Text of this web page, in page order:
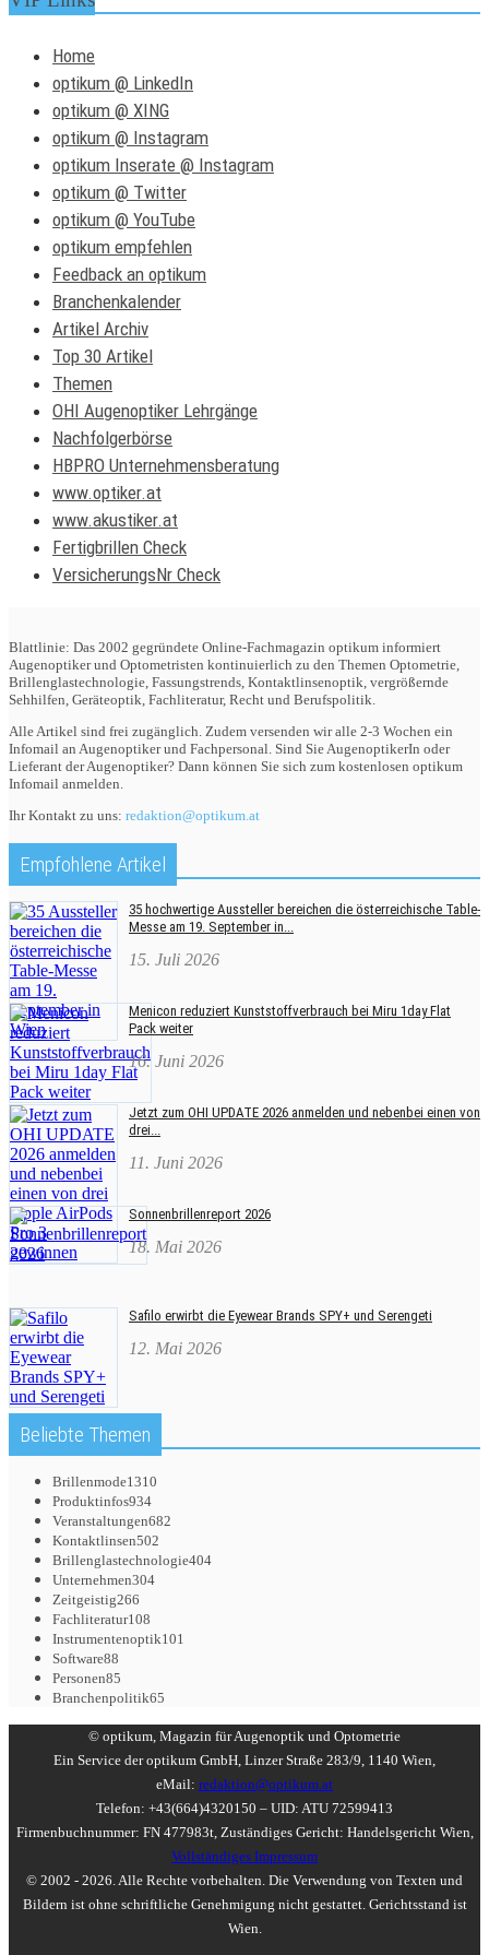
Home
optikum @ LinkedIn
optikum @ XING
optikum @ Instagram
optikum Inserate @ Instagram
optikum @ Twitter
optikum @ YouTube
optikum empfehlen
Feedback an optikum
Branchenkalender
Artikel Archiv
Top 30 Artikel
Themen
OHI Augenoptiker Lehrgänge
Nachfolgerbörse
HBPRO Unternehmensberatung
www.optiker.at
www.akustiker.at
Fertigbrillen Check
VersicherungsNr Check
Blattlinie: Das 2002 gegründete Online-Fachmagazin optikum informiert
Augenoptiker und Optometristen kontinuierlich zu den Themen Optometrie,
Brillenglastechnologie, Fassungstrends, Kontaktlinsenoptik, vergrößernde
Sehhilfen, Geräteoptik, Fachliteratur, Recht und Berufspolitik.
Alle Artikel sind frei zugänglich. Zudem versenden wir alle 2-3 Wochen ein
Infomail an Augenoptiker und Fachpersonal. Sind Sie AugenoptikerIn oder
Lieferant der Augenoptiker? Dann können Sie sich zum kostenlosen optikum
Infomail anmelden.
Ihr Kontakt zu uns: redaktion@optikum.at
Empfohlene Artikel
35 hochwertige Aussteller bereichen die österreichische Table-
Messe am 19. September in...
15. Juli 2026
Menicon reduziert Kunststoffverbrauch bei Miru 1day Flat
Pack weiter
16. Juni 2026
Jetzt zum OHI UPDATE 2026 anmelden und nebenbei einen von
drei...
11. Juni 2026
Sonnenbrillenreport 2026
18. Mai 2026
Safilo erwirbt die Eyewear Brands SPY+ und Serengeti
12. Mai 2026
Beliebte Themen
Brillenmode1310
Produktinfos934
Veranstaltungen682
Kontaktlinsen502
Brillenglastechnologie404
Unternehmen304
Zeitgeistig266
Fachliteratur108
Instrumentenoptik101
Software88
Personen85
Branchenpolitik65
© optikum, Magazin für Augenoptik und Optometrie
Ein Service der optikum GmbH, Linzer Straße 283/9, 1140 Wien,
eMail: redaktion@optikum.at
Telefon: +43(664)4320150 – UID: ATU 72599413
Firmenbuchnummer: FN 477983t, Zuständiges Gericht: Handelsgericht Wien,
Vollständiges Impressum
© 2002 - 2026. Alle Rechte vorbehalten. Die Verwendung von Texten und
Bildern ist ohne schriftliche Genehmigung nicht gestattet. Gerichtsstand ist
Wien.